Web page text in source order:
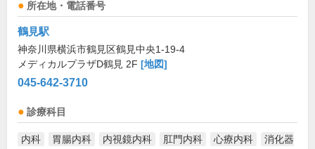
所在地・電話番号
鶴見駅
神奈川県横浜市鶴見区鶴見中央1-19-4
メディカルプラザD鶴見 2F [地図]
045-642-3710
診療科目
内科 胃腸内科 内視鏡内科 肛門内科 心療内科
消化器